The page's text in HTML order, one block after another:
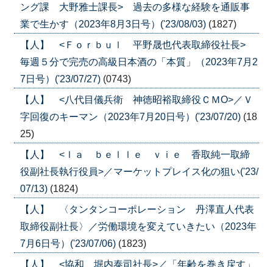
ング課 大野雅士課長> 過去の多様な経験を通販事
業で生かす（2023年8月3日号）('23/08/03) (1827)
【人】 <Ｆｏｒｂｕｌ 平野晟也代表取締役社長>
毎週５分で完売の高級日本酒の「本質」（2023年7月2
7日号）('23/07/27) (0743)
【人】 <八代目儀兵衛 神徳昭裕取締役ＣＭО>／Ｖ
字回復のキーマン（2023年7月20日号）('23/07/20) (18
25)
【人】 <ｌａ ｂｅｌｌｅ ｖｉｅ 香取純一取締
役副社長執行役員>／マーケットプレイス化の狙い('23/
07/13) (1824)
【人】 〈タンタンコーポレーション 丹澤直人代表
取締役副社長〉／労働環境を変えていきたい（2023年
7月6日号）('23/07/06) (1823)
【人】 <協和 堀内泰司社長>／「年齢を巻き戻す」